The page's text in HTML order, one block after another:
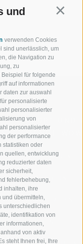
und
verwenden Cookies
sind unerlässlich, um
die Navigation zu
zu
für folgende
auf informationen
daten zur auswahl
personalisierte
personalisierter
von
personalisierter
der performance
statistiken oder
quellen, entwicklung
reduzierter daten
sicherheit,
fehlerbehebung,
inhalten, ihre
übermitteln,
unterschiedlichen
identifikation von
informationen,
von aktiv
steht Ihnen frei, Ihre
SPORT UND
MENGE
SKIFAHREN
WANDERN
HOCHALPINE
BIKEN